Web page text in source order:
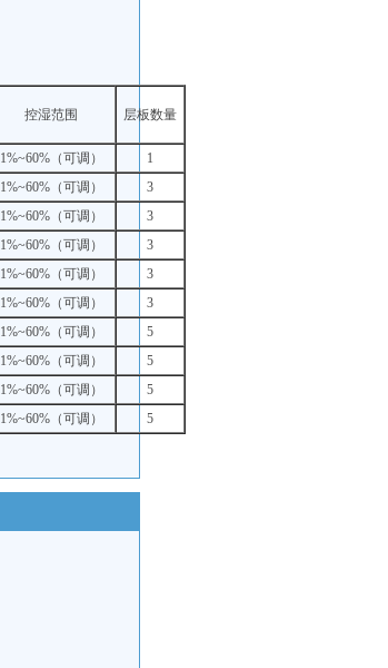
控湿范围
层板数量
1%~60%（可调）
1
1%~60%（可调）
3
1%~60%（可调）
3
1%~60%（可调）
3
1%~60%（可调）
3
1%~60%（可调）
3
1%~60%（可调）
5
1%~60%（可调）
5
1%~60%（可调）
5
1%~60%（可调） 5